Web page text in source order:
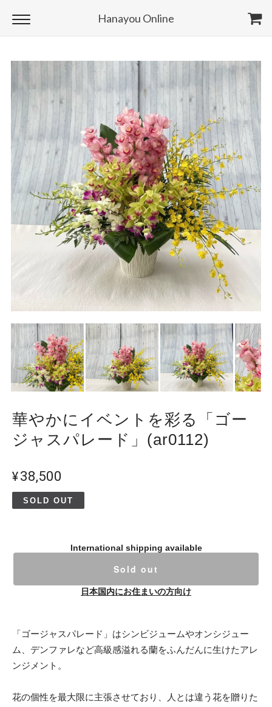
Hanayou Online
華やかにイベントを彩る「ゴー
ジャスパレード」(ar0112)
¥38,500
SOLD OUT
International shipping available
Sold out
日本国内にお住まいの方向け
「ゴージャスパレード」はシンビジュームやオンシジュー
ム、デンファレなど高級感溢れる蘭をふんだんに生けたアレ
ンジメント。
花の個性を最大限に主張させており、人とは違う花を贈りた